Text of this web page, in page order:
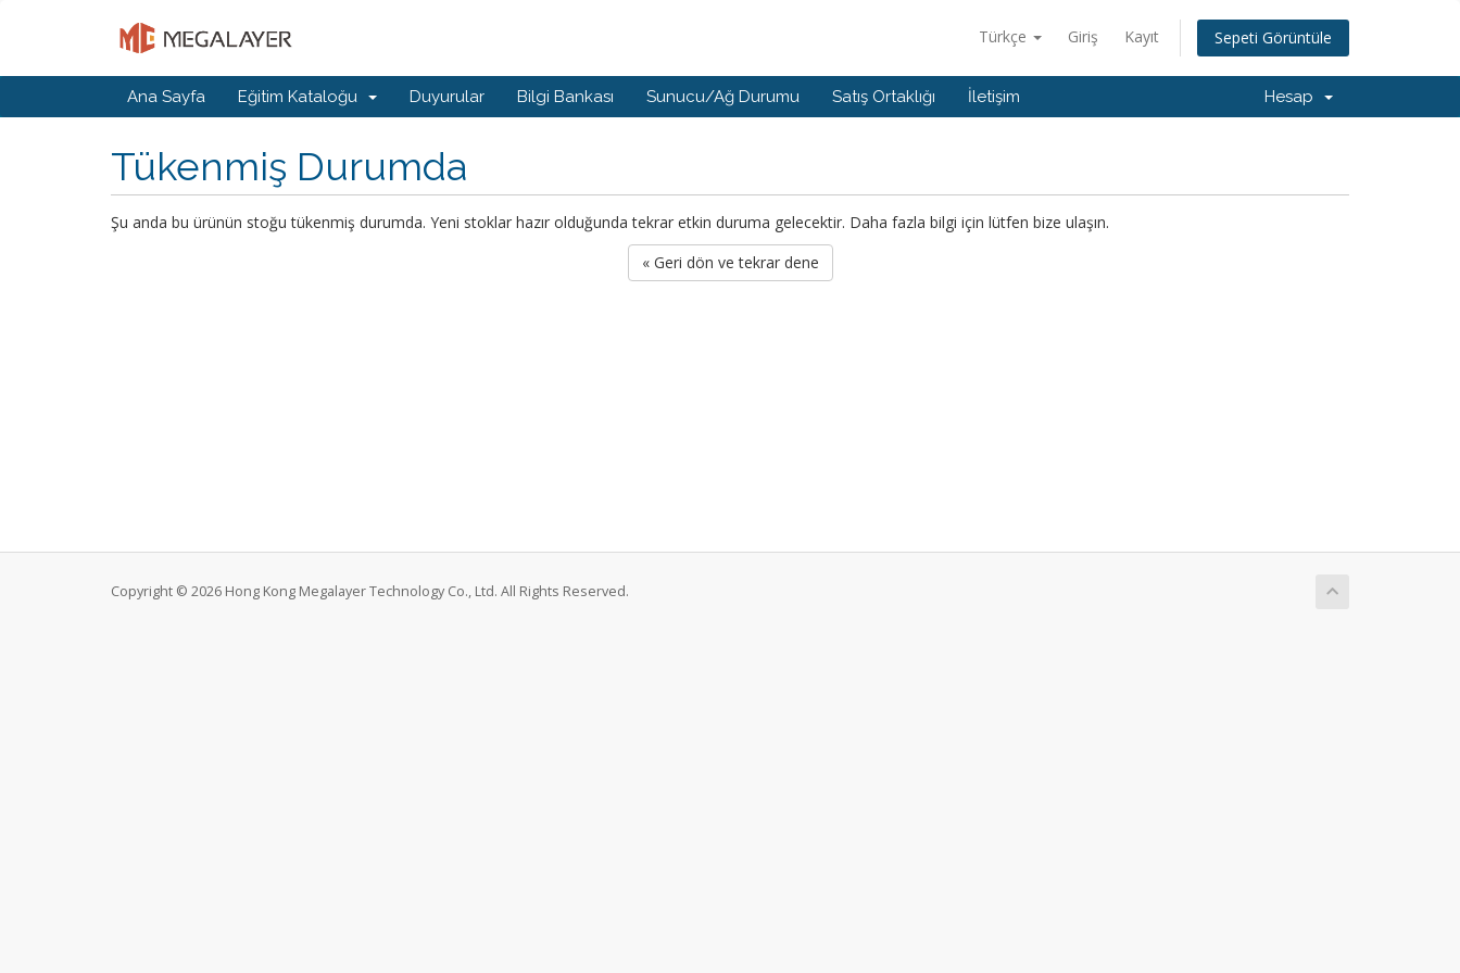
Türkçe Giriş Kayıt Sepeti Görüntüle
Ana Sayfa Eğitim Kataloğu Duyurular Bilgi Bankası Sunucu/Ağ Durumu Satış Ortaklığı İletişim Hesap
Tükenmiş Durumda
Şu anda bu ürünün stoğu tükenmiş durumda. Yeni stoklar hazır olduğunda tekrar etkin duruma gelecektir. Daha fazla bilgi için lütfen bize ulaşın.
« Geri dön ve tekrar dene
Copyright © 2026 Hong Kong Megalayer Technology Co., Ltd. All Rights Reserved.